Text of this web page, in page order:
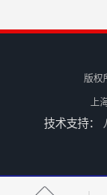
版权
上
技术支持：